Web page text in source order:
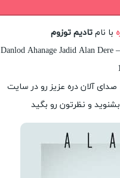
با نام تادیم توزوم
Danlod Ahanage Jadid Alan Dere
صدای آلان دره عزیز رو در سایت
و نظرتون رو بگید